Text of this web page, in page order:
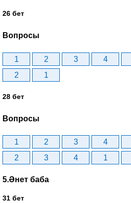
26 бет
Вопросы
1 2 3 4
2
1
28 бет
Вопросы
1 2 3 4
2
3 4 1
5.Әнет баба
31 бет